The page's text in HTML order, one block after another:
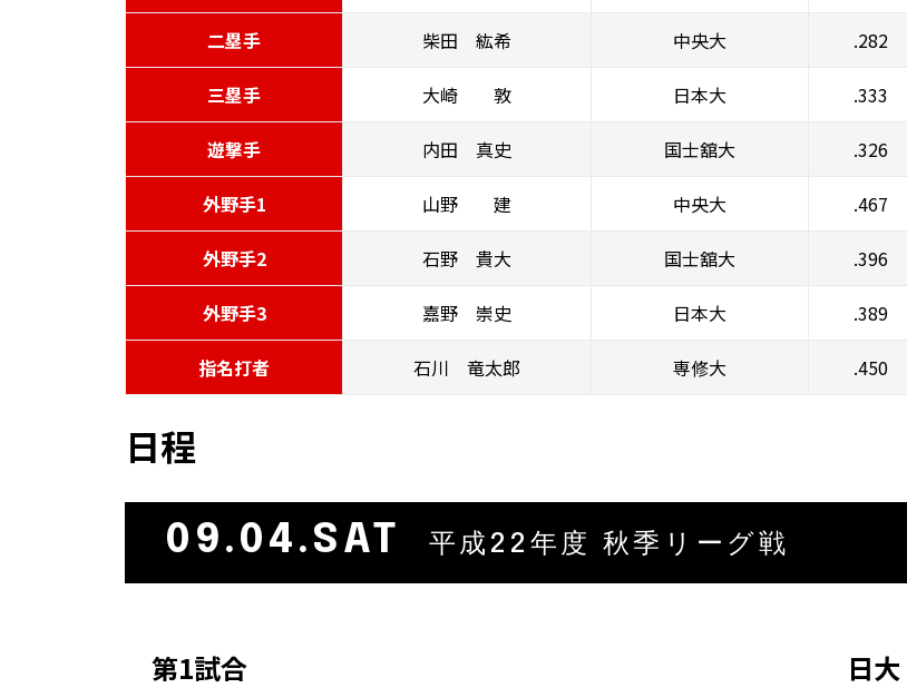
二塁手 柴田 紘希 中央大 .282
三塁手 大崎 敦 日本大 .333
遊撃手 内田 真史 国士舘大 .326
外野手1 山野 建 中央大 .467
外野手2 石野 貴大 国士舘大 .396
外野手3 嘉野 崇史 日本大 .389
指名打者 石川 竜太郎 専修大 .450
日程
09.04.SAT 平成22年度 秋季リーグ戦
第1試合 日大